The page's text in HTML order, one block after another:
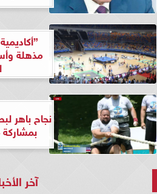
مذهلة
نجاح باهر
بمشاركة 18 دولة وتألّق مصري...
آخر